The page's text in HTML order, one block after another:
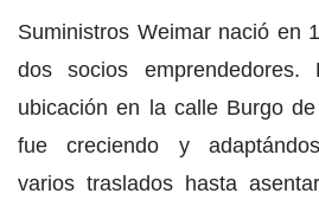
Suministros Weimar nació en
dos socios emprendedores.
ubicación en la calle Burgo
fue creciendo y
varios traslados hasta